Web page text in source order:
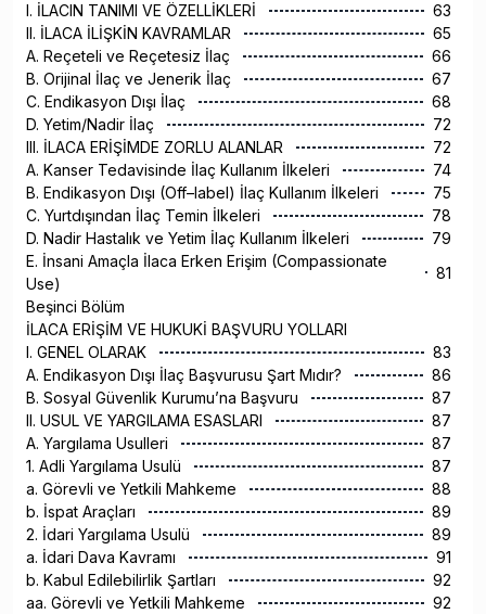
I. İLACIN TANIMI VE ÖZELLİKLERİ
63
II. İLACA İLİŞKİN KAVRAMLAR
65
A. Reçeteli ve Reçetesiz İlaç
66
B. Orijinal İlaç ve Jenerik İlaç
67
C. Endikasyon Dışı İlaç
68
D. Yetim/Nadir İlaç
72
III. İLACA ERİŞİMDE ZORLU ALANLAR
72
A. Kanser Tedavisinde İlaç Kullanım İlkeleri
74
B. Endikasyon Dışı (Off–label) İlaç Kullanım İlkeleri
75
C. Yurtdışından İlaç Temin İlkeleri
78
D. Nadir Hastalık ve Yetim İlaç Kullanım İlkeleri
79
E. İnsani Amaçla İlaca Erken Erişim (Compassionate
Use)
81
Beşinci Bölüm
İLACA ERİŞİM VE HUKUKİ BAŞVURU YOLLARI
I. GENEL OLARAK
83
A. Endikasyon Dışı İlaç Başvurusu Şart Mıdır?
86
B. Sosyal Güvenlik Kurumu’na Başvuru
87
II. USUL VE YARGILAMA ESASLARI
87
A. Yargılama Usulleri
87
1. Adli Yargılama Usulü
87
a. Görevli ve Yetkili Mahkeme
88
b. İspat Araçları
89
2. İdari Yargılama Usulü
89
a. İdari Dava Kavramı
91
b. Kabul Edilebilirlik Şartları
92
aa. Görevli ve Yetkili Mahkeme
92